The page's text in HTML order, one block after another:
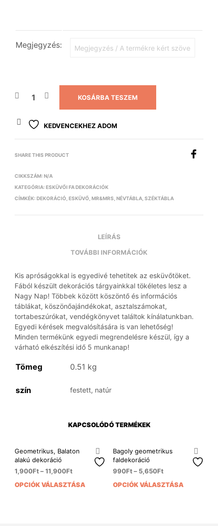
Megjegyzés:
KOSÁRBA TESZEM
KEDVENCEKHEZ ADOM
SHARE THIS PRODUCT
CIKKSZÁM: N/A
KATEGÓRIA: ESKÜVŐI FA DEKORÁCIÓK
CÍMKÉK: DEKORÁCIÓ ESKÜVŐ MR&MRS NÉVTÁBLA SZÉKTÁBLA
LEÍRÁS
TOVÁBBI INFORMÁCIÓK
Kis apróságokkal is egyedivé tehetitek az esküvőtöket.
Fából készült dekorációs tárgyainkkal tökéletes lesz a
Nagy Nap! Többek között köszöntő és információs
táblákat, köszönőajándékokat, asztalszámokat,
tortabeszúrókat, vendégkönyvet találtok kínálatunkban.
Egyedi kérések megvalósítására is van lehetőség!
Minden termékünk egyedi megrendelésre készül, így a
várható elkészítési idő 5 munkanap!
Tömeg 0.51 kg
szín festett, natúr
KAPCSOLÓDÓ TERMÉKEK
Geometrikus, Balaton
alakú dekoráció
1,900Ft–11,900Ft
OPCIÓK VÁLASZTÁSA
Ennek
Bagoly geometrikus
faldekoráció
990Ft– 5,650Ft
OPCIÓK VÁLASZTÁSA